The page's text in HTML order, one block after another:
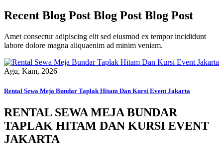
Recent Blog Post Blog Post Blog Post
Amet consectur adipiscing elit sed eiusmod ex tempor incididunt
labore dolore magna aliquaenim ad minim veniam.
Agu, Kam, 2026
Rental Sewa Meja Bundar Taplak Hitam Dan Kursi Event Jakarta
RENTAL SEWA MEJA BUNDAR
TAPLAK HITAM DAN KURSI EVENT
JAKARTA